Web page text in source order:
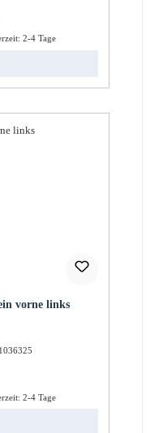
Preis:
2-4 Tage
vorne links
Preis:
2-4 Tage